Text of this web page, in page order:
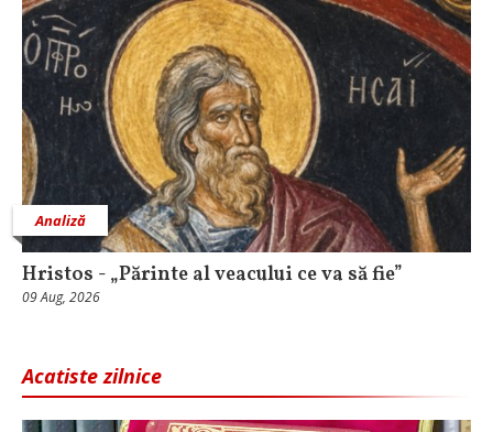
Analiză
Hristos - „Părinte al veacului ce va să fie”
09 Aug, 2026
Acatiste zilnice